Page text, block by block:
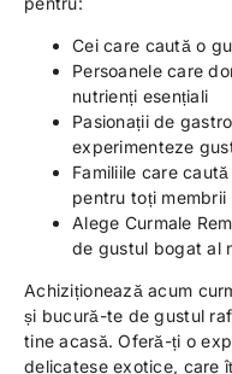
Cei care caută o
Persoanele care
nutrienți esențiali
Pasionații de
experimenteze
Familiile care
pentru toți membrii
Alege Curmale
de gustul bogat al
Achiziționează acum
și bucură-te de gustul
tine acasă. Oferă-ți o
delicatese exotice, care